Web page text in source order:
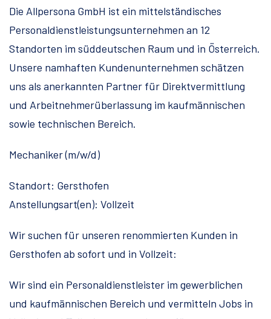
Die Allpersona GmbH ist ein mittelständisches
Personaldienstleistungsunternehmen an 12
Standorten im süddeutschen Raum und in Österreich.
Unsere namhaften Kundenunternehmen schätzen
uns als anerkannten Partner für Direktvermittlung
und Arbeitnehmerüberlassung im kaufmännischen
sowie technischen Bereich.
Mechaniker (m/w/d)
Standort: Gersthofen
Anstellungsart(en): Vollzeit
Wir suchen für unseren renommierten Kunden in
Gersthofen ab sofort und in Vollzeit:
Wir sind ein Personaldienstleister im gewerblichen
und kaufmännischen Bereich und vermitteln Jobs in